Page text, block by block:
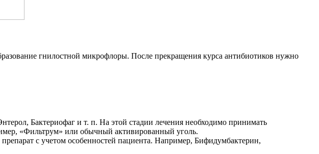
гнилостной микрофлоры. После прекращения курса антибиотиков нужно
Бактериофаг и т. п. На этой стадии лечения необходимо принимать
«Фильтрум» или обычный активированный уголь.
с учетом особенностей пациента. Например, Бифидумбактерин,